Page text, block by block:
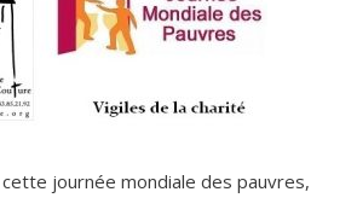
journée mondiale des pauvres,